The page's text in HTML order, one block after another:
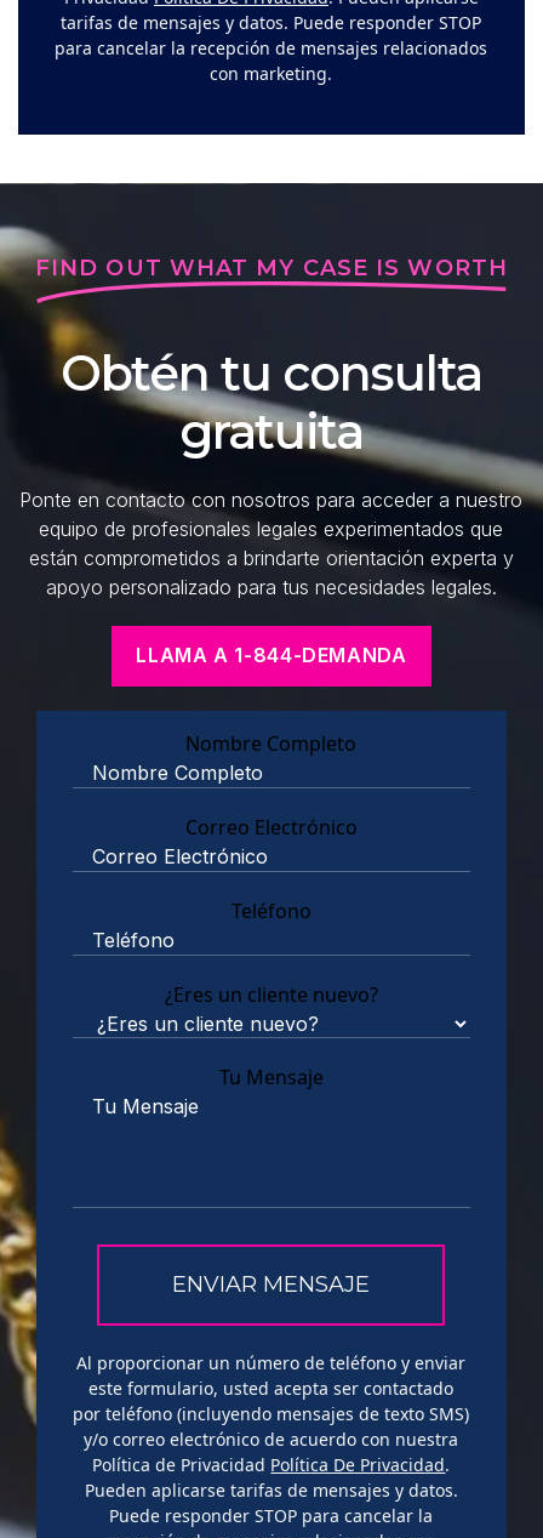
tarifas de mensajes y datos. Puede responder STOP
para cancelar la recepción de mensajes relacionados
con marketing.
FIND OUT WHAT MY CASE IS WORTH
Obtén tu consulta
gratuita
Ponte en contacto con nosotros para acceder a nuestro
equipo de profesionales legales experimentados que
están comprometidos a brindarte orientación experta y
apoyo personalizado para tus necesidades legales.
LLAMA A 1-844-DEMANDA
Nombre Completo
Correo Electrónico
Teléfono
¿Eres un cliente nuevo?
Tu Mensaje
Al proporcionar un número de teléfono y enviar
este formulario, usted acepta ser contactado
por teléfono (incluyendo mensajes de texto SMS)
y/o correo electrónico de acuerdo con nuestra
Política de Privacidad Política De Privacidad.
Pueden aplicarse tarifas de mensajes y datos.
Puede responder STOP para cancelar la